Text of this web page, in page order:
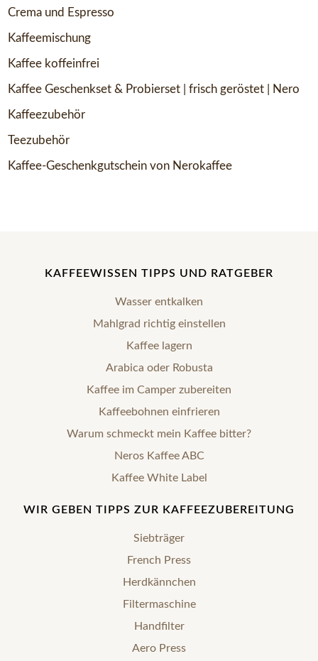
Crema und Espresso
Kaffeemischung
Kaffee koffeinfrei
Kaffee Geschenkset & Probierset | frisch geröstet | Nero
Kaffeezubehör
Teezubehör
Kaffee-Geschenkgutschein von Nerokaffee
KAFFEEWISSEN TIPPS UND RATGEBER
Wasser entkalken
Mahlgrad richtig einstellen
Kaffee lagern
Arabica oder Robusta
Kaffee im Camper zubereiten
Kaffeebohnen einfrieren
Warum schmeckt mein Kaffee bitter?
Neros Kaffee ABC
Kaffee White Label
WIR GEBEN TIPPS ZUR KAFFEEZUBEREITUNG
Siebträger
French Press
Herdkännchen
Filtermaschine
Handfilter
Aero Press